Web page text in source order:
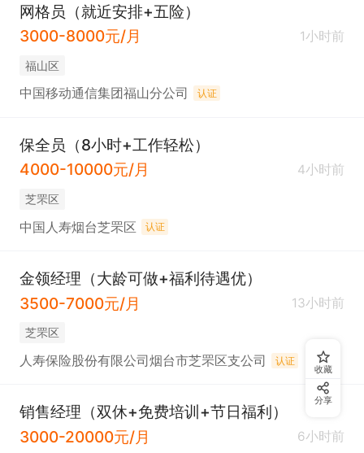
网格员（就近安排+五险）
3000-8000元/月
1小时前
福山区
中国移动通信集团福山分公司 认证
保全员（8小时+工作轻松）
4000-10000元/月
4小时前
芝罘区
中国人寿烟台芝罘区 认证
金领经理（大龄可做+福利待遇优）
3500-7000元/月
13小时前
芝罘区
人寿保险股份有限公司烟台市芝罘区支公司 认证
销售经理（双休+免费培训+节日福利）
3000-20000元/月
6小时前
收藏
分享